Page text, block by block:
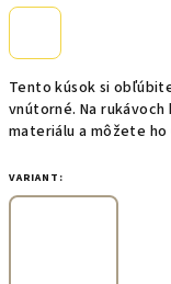
Tento kúsok si
vnútorné. Na
materiálu a môžete
VARIANT: